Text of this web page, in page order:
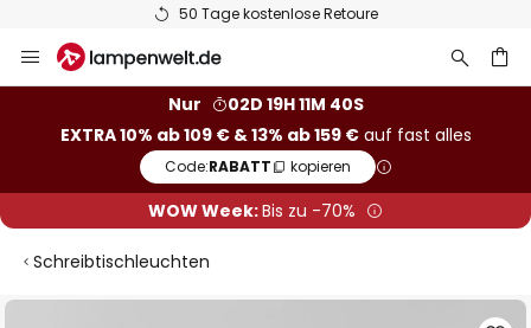
50 Tage kostenlose Retoure
Inhalt
Nur
02D 19H 11M 39S
EXTRA 10% ab 109 € & 13% ab 159 €auf fast alles
Code:RABATT kopieren
WOW Week:Bis zu -70%
Schreibtischleuchten
Zum